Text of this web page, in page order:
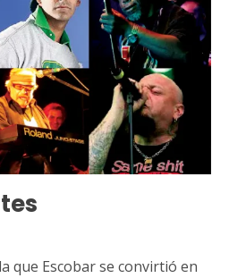
que Escobar se convirtió en